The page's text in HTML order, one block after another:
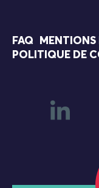
FAQ MENTIONS
POLITIQUE DE